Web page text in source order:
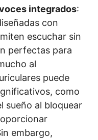
integrados:
con
escuchar sin
perfectas para
al
puede
como
sueño al bloquear
embargo,